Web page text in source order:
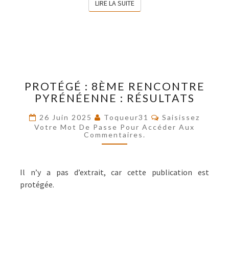
LIRE LA SUITELIRE LA SUITE
8ÈME
RENCONTRE
:
RÉSULTATS
PROTÉGÉ : 8ÈME RENCONTRE
PYRÉNÉENNE : RÉSULTATS
26 Juin 2025 Toqueur31 Commentaires
Saisissez
Votre Mot De Passe Pour Accéder Aux
Commentaires.
Il n’y a pas d’extrait, car cette publication est
protégée.